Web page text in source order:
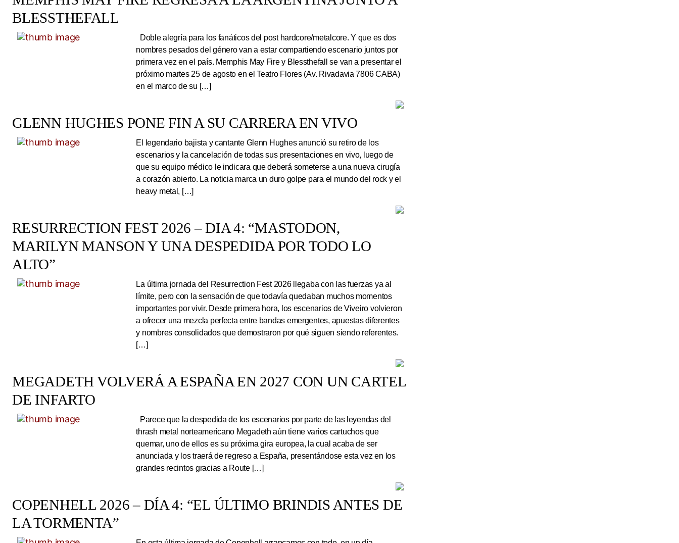
BLESSTHEFALL
Doble alegría para los fanáticos del post hardcore/metalcore. Y que es dos
nombres pesados del género van a estar compartiendo escenario juntos por
primera vez en el país. Memphis May Fire y Blessthefall se van a presentar el
próximo martes 25 de agosto en el Teatro Flores (Av. Rivadavia 7806 CABA)
en el marco de su […]
GLENN HUGHES PONE FIN A SU CARRERA EN VIVO
El legendario bajista y cantante Glenn Hughes anunció su retiro de los
escenarios y la cancelación de todas sus presentaciones en vivo, luego de
que su equipo médico le indicara que deberá someterse a una nueva cirugía
a corazón abierto. La noticia marca un duro golpe para el mundo del rock y el
heavy metal, […]
RESURRECTION FEST 2026 – DIA 4: “MASTODON,
MARILYN MANSON Y UNA DESPEDIDA POR TODO LO
ALTO”
La última jornada del Resurrection Fest 2026 llegaba con las fuerzas ya al
límite, pero con la sensación de que todavía quedaban muchos momentos
importantes por vivir. Desde primera hora, los escenarios de Viveiro volvieron
a ofrecer una mezcla perfecta entre bandas emergentes, apuestas diferentes
y nombres consolidados que demostraron por qué siguen siendo referentes.
[…]
MEGADETH VOLVERÁ A ESPAÑA EN 2027 CON UN CARTEL
DE INFARTO
Parece que la despedida de los escenarios por parte de las leyendas del
thrash metal norteamericano Megadeth aún tiene varios cartuchos que
quemar, uno de ellos es su próxima gira europea, la cual acaba de ser
anunciada y los traerá de regreso a España, presentándose esta vez en los
grandes recintos gracias a Route […]
COPENHELL 2026 – DÍA 4: “EL ÚLTIMO BRINDIS ANTES DE
LA TORMENTA”